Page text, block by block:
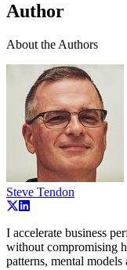
Author
About the Authors
Steve Tendon
I accelerate business
without compromising
patterns, mental